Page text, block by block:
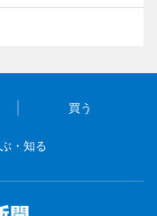
買う
・知る